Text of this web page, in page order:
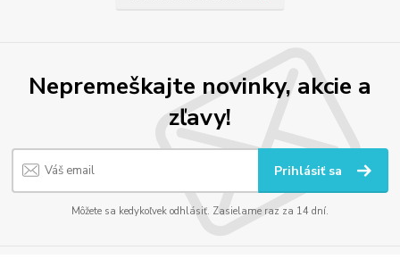
Nepremeškajte novinky, akcie a
zľavy!
Prihlásiť sa
Môžete sa kedykoľvek odhlásiť. Zasielame raz za 14 dní.